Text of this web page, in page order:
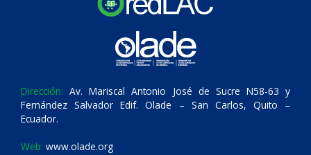
Dirección: Av. Mariscal Antonio José de Sucre N58-63 y
Fernández Salvador Edif. Olade – San Carlos, Quito –
Ecuador.
Web: www.olade.org